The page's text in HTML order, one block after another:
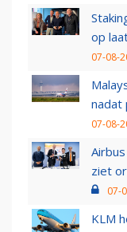
op
07-08-
nadat
07-08-
ziet
07-
KLM